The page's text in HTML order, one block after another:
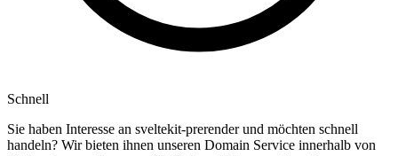
Schnell
Sie haben Interesse an sveltekit-prerender und möchten schnell
handeln? Wir bieten ihnen unseren Domain Service innerhalb von